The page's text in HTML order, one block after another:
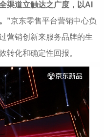
渠道立触达之广度，以AI
”京东零售平台营销中心负
营销创新来服务品牌的生
转化和确定性回报。